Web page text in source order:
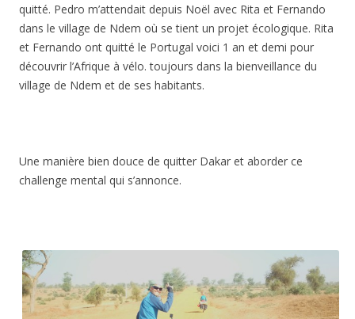
quitté. Pedro m’attendait depuis Noël avec Rita et Fernando
dans le village de Ndem où se tient un projet écologique. Rita
et Fernando ont quitté le Portugal voici 1 an et demi pour
découvrir l’Afrique à vélo. toujours dans la bienveillance du
village de Ndem et de ses habitants.
Une manière bien douce de quitter Dakar et aborder ce
challenge mental qui s’annonce.